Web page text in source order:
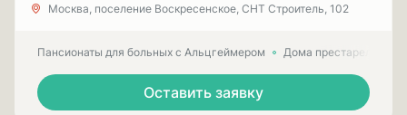
Москва, поселение Воскресенское, СНТ Строитель, 102
Пансионаты для больных с Альцгеймером Дома престарелых
Оставить заявку